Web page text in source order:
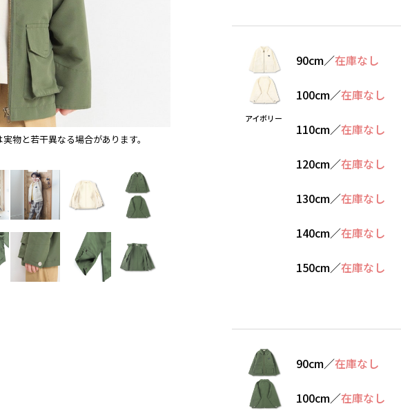
物と若干異なる場合があります。 ※撮影場所の関係上、着用画像は実物と若
アイボリー
90cm／在庫なし
100cm／在庫なし
110cm／在庫なし
120cm／在庫なし
130cm／在庫なし
140cm／在庫なし
150cm／在庫なし
90cm／在庫なし
100cm／在庫なし